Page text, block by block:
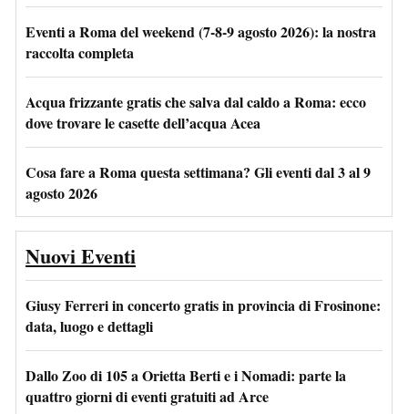
Eventi a Roma del weekend (7-8-9 agosto 2026): la nostra
raccolta completa
Acqua frizzante gratis che salva dal caldo a Roma: ecco
dove trovare le casette dell’acqua Acea
Cosa fare a Roma questa settimana? Gli eventi dal 3 al 9
agosto 2026
Nuovi Eventi
Giusy Ferreri in concerto gratis in provincia di Frosinone:
data, luogo e dettagli
Dallo Zoo di 105 a Orietta Berti e i Nomadi: parte la
quattro giorni di eventi gratuiti ad Arce